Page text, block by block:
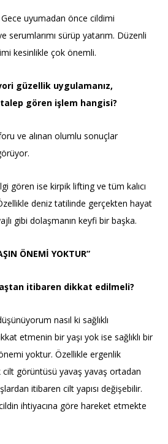
uyumadan önce cildimi
serumlarımı sürüp yatarım. Düzenli
kesinlikle çok önemli.
güzellik uygulamanız,
gören işlem hangisi?
ve alınan olumlu sonuçlar
gören ise kirpik lifting ve tüm kalıcı
deniz tatilinde gerçekten hayat
gibi dolaşmanın keyfi bir başka.
ÖNEMİ YOKTUR”
itibaren dikkat edilmeli?
nasıl ki sağlıklı
etmenin bir yaşı yok ise sağlıklı bir
yoktur. Özellikle ergenlik
görüntüsü yavaş yavaş ortadan
itibaren cilt yapısı değişebilir.
ihtiyacına göre hareket etmekte